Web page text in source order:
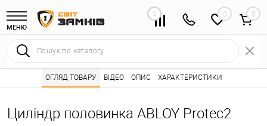
МЕНЮ
0 0
Інтернет магазин замків • Каталог товарів ⭐ • Серцевини
Циліндр половинка ABLOY Protec2
ОГЛЯД ТОВАРУ ВІДЕО ОПИС ХАРАКТЕРИСТИКИ